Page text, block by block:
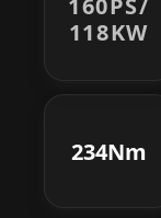
160PS/
118KW
234Nm